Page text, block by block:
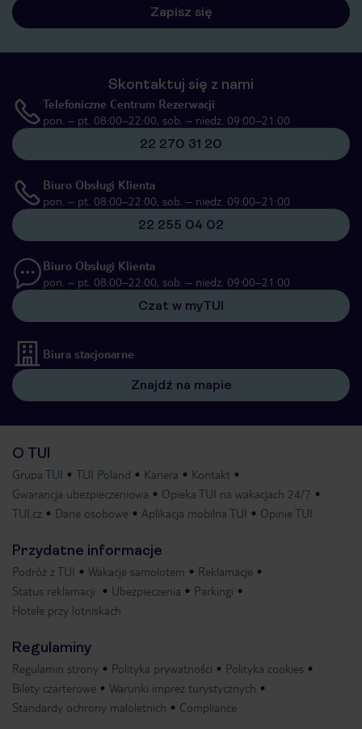
Zapisz się
Skontaktuj się z nami
Telefoniczne Centrum Rezerwacji
pon. – pt. 08:00–22:00, sob. – niedz. 09:00–21:00
22 270 31 20
Biuro Obsługi Klienta
pon. – pt. 08:00–22:00, sob. – niedz. 09:00–21:00
22 255 04 02
Biuro Obsługi Klienta
pon. – pt. 08:00–22:00, sob. – niedz. 09:00–21:00
Czat w myTUI
Biura stacjonarne
Znajdź na mapie
O TUI
Grupa TUI TUI Poland Kariera
Kontakt
Gwarancja ubezpieczeniowa
Opieka TUI na wakacjach 24/7
TUI.cz
Dane osobowe Aplikacja mobilna TUI Opinie TUI
Przydatne informacje
Podróż z TUI Wakacje samolotem
Reklamacje
Status reklamacji
Ubezpieczenia
Parkingi
Hotele przy lotniskach
Regulaminy
Regulamin strony Polityka prywatności
Polityka cookies
Bilety czarterowe
Warunki imprez turystycznych
Standardy ochrony małoletnich
Compliance